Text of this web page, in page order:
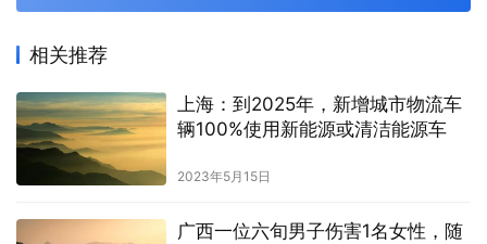
相关推荐
上海：到2025年，新增城市物流车
辆100%使用新能源或清洁能源车
2023年5月15日
广西一位六旬男子伤害1名女性，随